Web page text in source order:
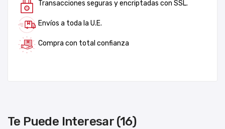
Transacciones seguras y encriptadas con SSL.
Envíos a toda la U.E.
Compra con total confianza
Te Puede Interesar (16)